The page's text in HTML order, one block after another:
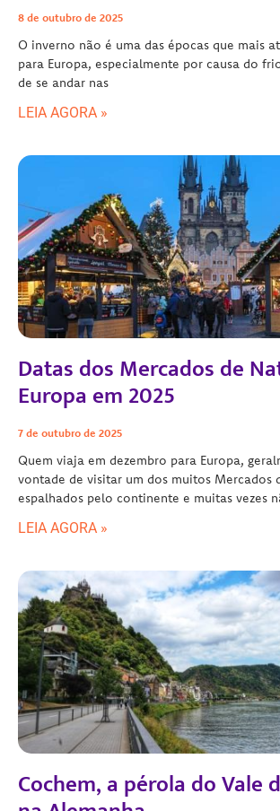
8 de outubro de 2025
O inverno não é uma das épocas que mais
para Europa, especialmente por causa do
de se andar nas
LEIA AGORA »
Datas dos Mercados de
Europa em 2025
7 de outubro de 2025
Quem viaja em dezembro para Europa,
vontade de visitar um dos muitos Mercados
espalhados pelo continente e muitas vezes
LEIA AGORA »
Cochem, a pérola do Vale